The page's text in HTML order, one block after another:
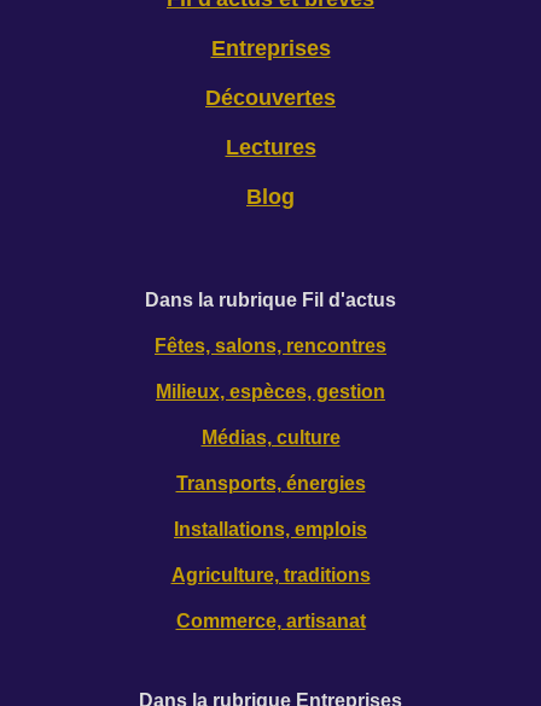
Entreprises
Découvertes
Lectures
Blog
Dans la rubrique Fil d'actus
Fêtes, salons, rencontres
Milieux, espèces, gestion
Médias, culture
Transports, énergies
Installations, emplois
Agriculture, traditions
Commerce, artisanat
Dans la rubrique Entreprises